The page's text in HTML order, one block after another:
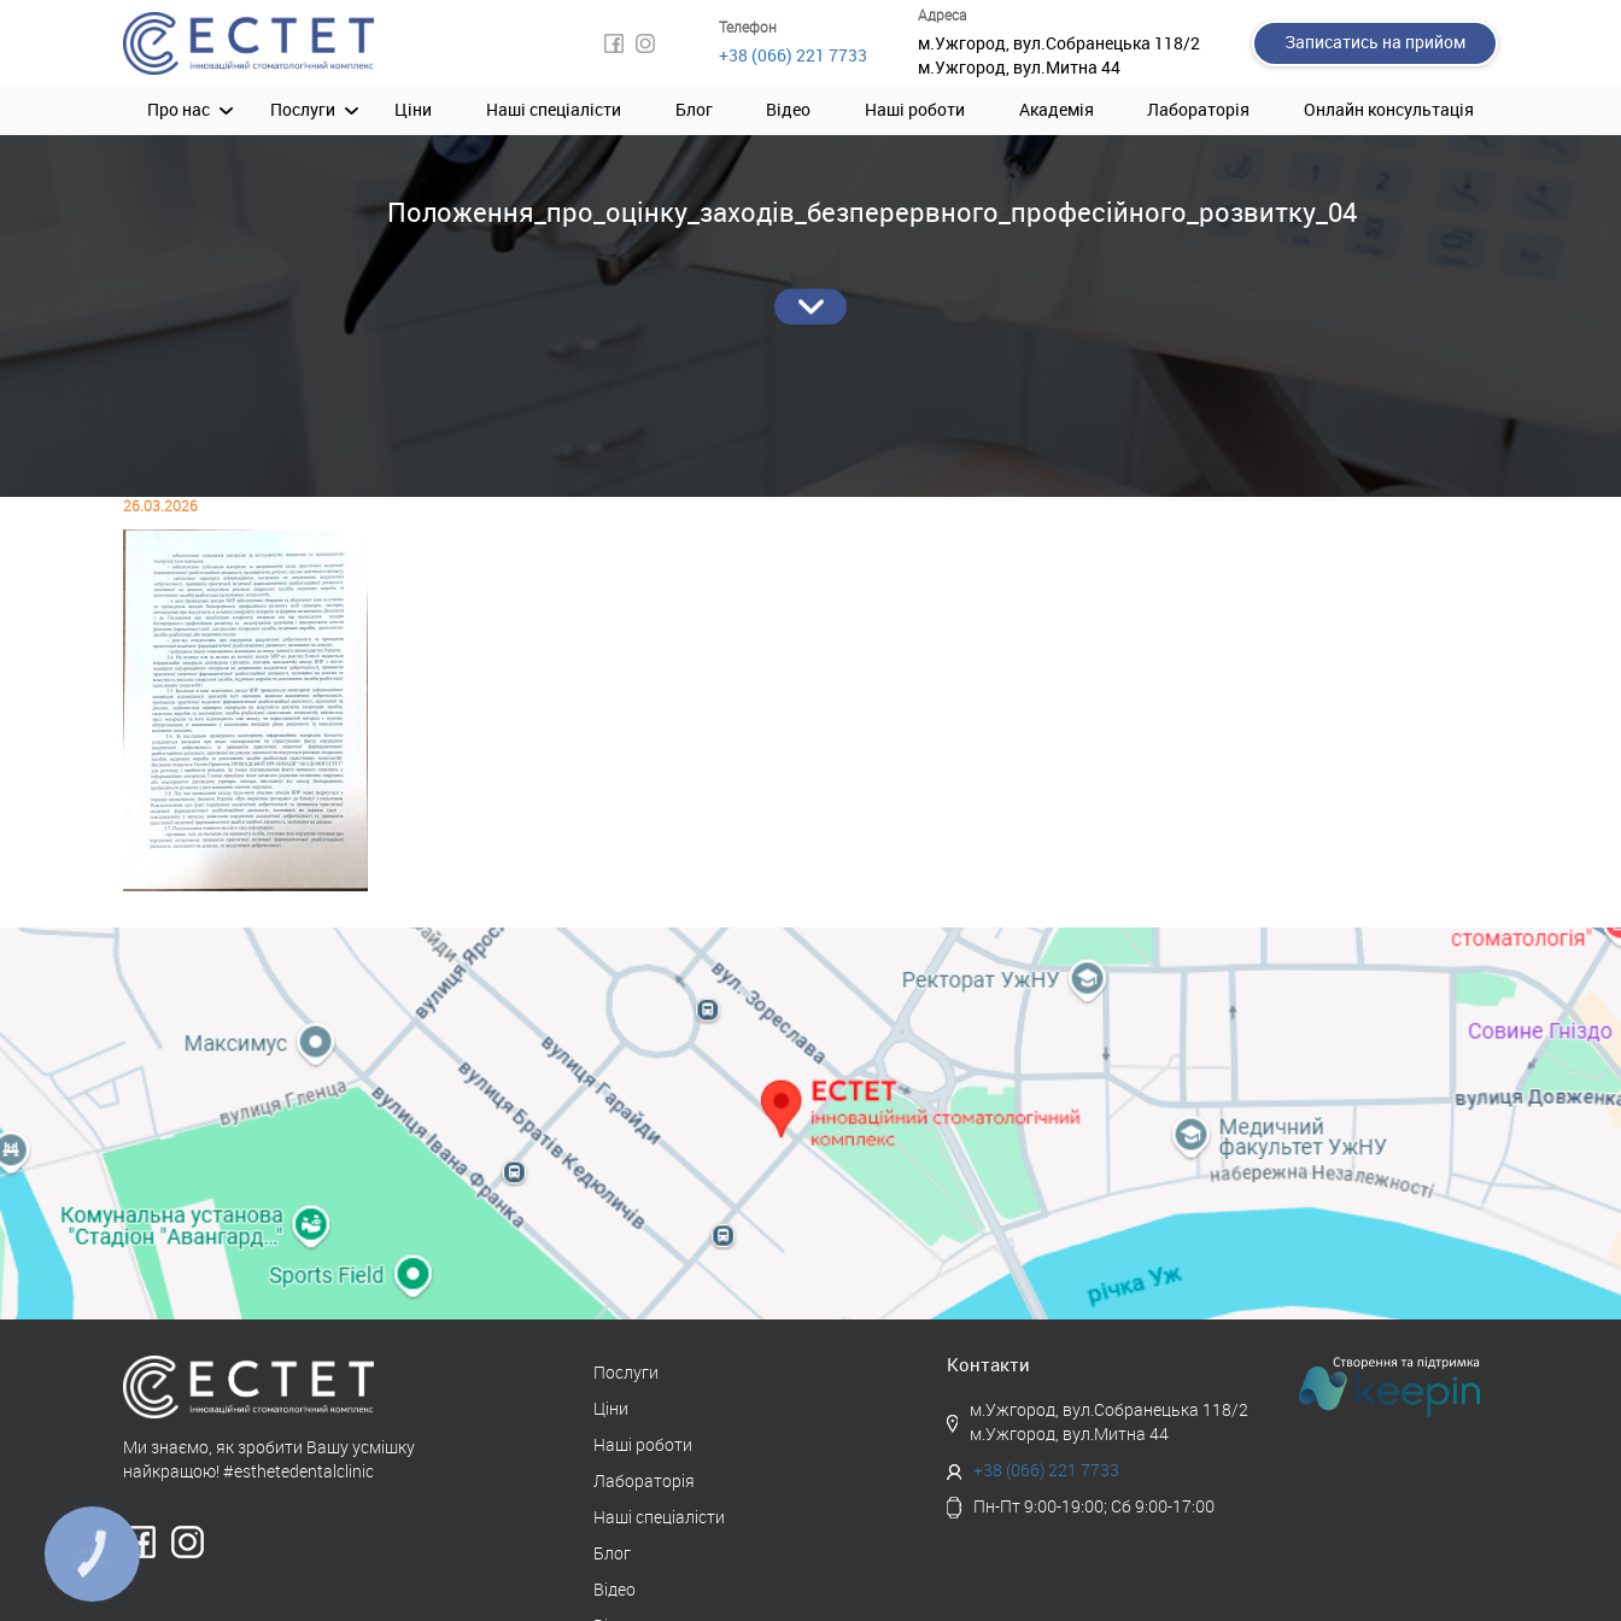
Телефон
+38 (066) 221 7733
Адреса
м.Ужгород, вул.Собранецька 118/2
м.Ужгород, вул.Митна 44
Записатись на прийом
Про нас Послуги Ціни Наші спеціалісти Блог Відео Наші роботи Академія Лабораторія Онлайн консультація
Положення_про_оцінку_заходів_безперервного_професійного_розвитку_04
26.03.2026
Ми знаємо, як зробити Вашу усмішку
найкращою! #esthetedentalclinic
Послуги
Ціни
Наші роботи
Лабораторія
Наші спеціалісти
Блог
Відео
Контакти
м.Ужгород, вул.Собранецька 118/2
м.Ужгород, вул.Митна 44
+38 (066) 221 7733
Пн-Пт 9:00-19:00; Сб 9:00-17:00
КНОПКА
ЗВ'ЯЗКУ